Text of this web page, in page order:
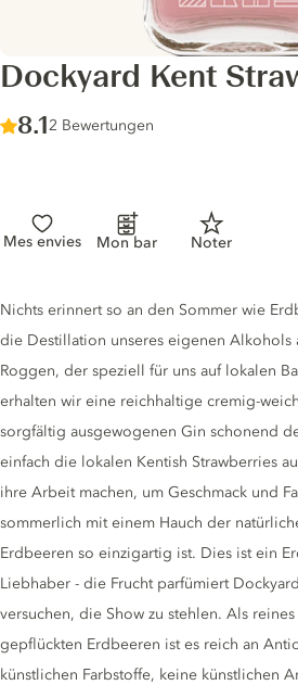
Dockyard Kent
Score :
8.1/ 10
2 Bewertungen
Mes envies Mon bar Noter
Gin description
Nichts erinnert so an den Sommer wie
die Destillation unseres eigenen Alkohols
Roggen, der speziell für uns auf lokalen
erhalten wir eine reichhaltige cremig-
sorgfältig ausgewogenen Gin schonend
einfach die lokalen Kentish Strawberries
ihre Arbeit machen, um Geschmack und
sommerlich mit einem Hauch der
Erdbeeren so einzigartig ist. Dies ist ein
Liebhaber - die Frucht parfümiert
versuchen, die Show zu stehlen. Als
gepflückten Erdbeeren ist es reich an
künstlichen Farbstoffe, keine künstlichen